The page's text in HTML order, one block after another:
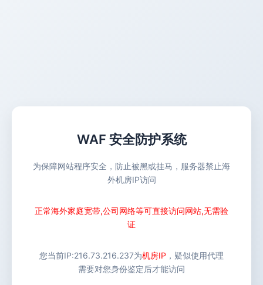
WAF 安全防护系统
为保障网站程序安全，防止被黑或挂马，服务器禁止海
外机房IP访问
正常海外家庭宽带,公司网络等可直接访问网站,无需验
证
您当前IP:216.73.216.237为机房IP ，疑似使用代理
需要对您身份鉴定后才能访问